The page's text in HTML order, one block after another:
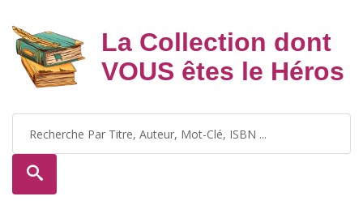
La Collection dont
VOUS êtes le Héros